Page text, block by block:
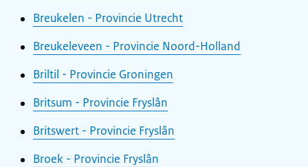
Breukelen - Provincie Utrecht
Breukeleveen - Provincie Noord-Holland
Briltil - Provincie Groningen
Britsum - Provincie Fryslân
Britswert - Provincie Fryslân
Broek - Provincie Fryslân